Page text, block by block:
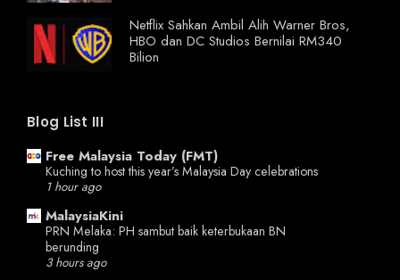
Netflix Sahkan Ambil Alih Warner Bros,
HBO dan DC Studios Bernilai RM340
Bilion
Blog List III
Free Malaysia Today (FMT)
Kuching to host this year’s Malaysia Day celebrations
1 hour ago
MalaysiaKini
PRN Melaka: PH sambut baik keterbukaan BN
berunding
3 hours ago